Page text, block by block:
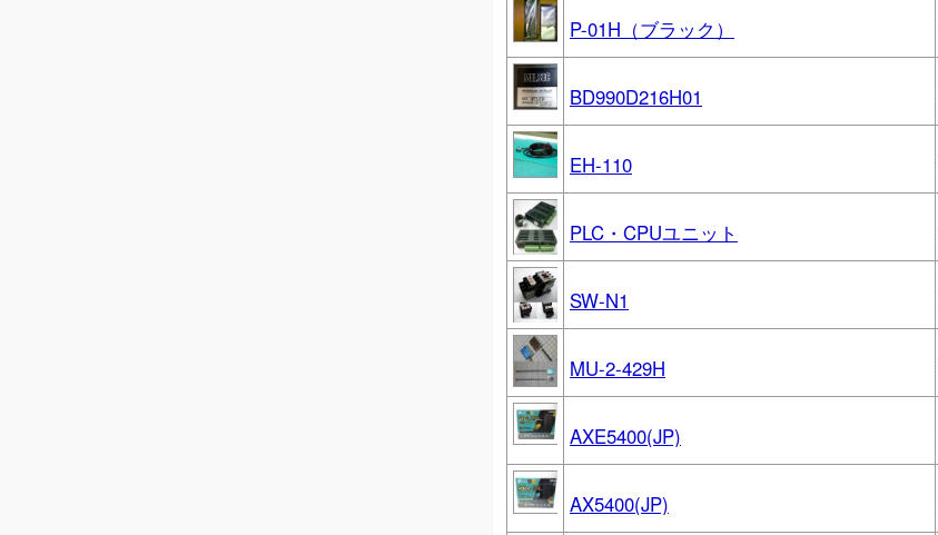
P-01H（ブラック）
BD990D216H01
EH-110
PLC・CPUユニット
SW-N1
MU-2-429H
AXE5400(JP)
AX5400(JP)